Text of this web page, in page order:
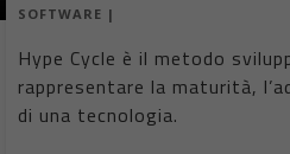
SOFTWARE |
Hype Cycle è il metodo
rappresentare la maturità,
di una tecnologia.